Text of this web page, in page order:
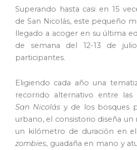
Superando hasta casi en 15
de San Nicolás, este pequeño
llegado a acoger en su última
de semana del 12-13 de
participantes.
Eligiendo cada año una
recorrido alternativo entre las
San Nicolás y de los bosques
urbano, el consistorio diseña
un kilómetro de duración en
zombies, guadaña en mano y